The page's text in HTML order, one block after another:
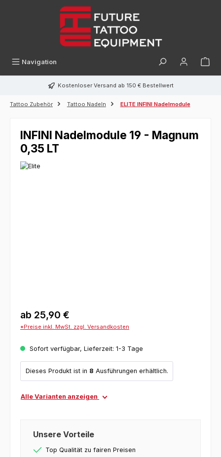
Navigation
Kostenloser Versand ab 150 € Bestellwert
Tattoo Zubehör Tattoo Nadeln ELITE INFINI Nadelmodule
INFINI Nadelmodule 19 - Magnum
0,35 LT
ab 25,90 €
*Preise inkl. MwSt. zzgl. Versandkosten
Sofort verfügbar, Lieferzeit: 1-3 Tage
Dieses Produkt ist in 8 Ausführungen erhältlich.
Alle Varianten anzeigen
Unsere Vorteile
Top Qualität zu fairen Preisen